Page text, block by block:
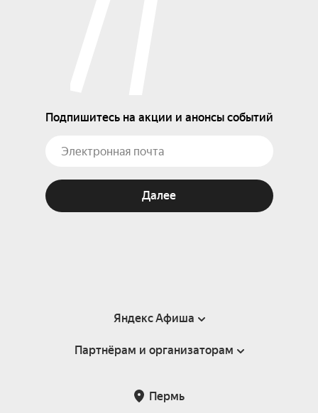
Подпишитесь на акции и анонсы событий
Далее
Яндекс Афиша
Справка
Подарочные сертификаты
Партнёрам и организаторам
Пермь